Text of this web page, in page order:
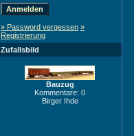
» Password vergessen »
Registrierung
Zufallsbild
Bauzug
Kommentare: 0
Birger Ihde